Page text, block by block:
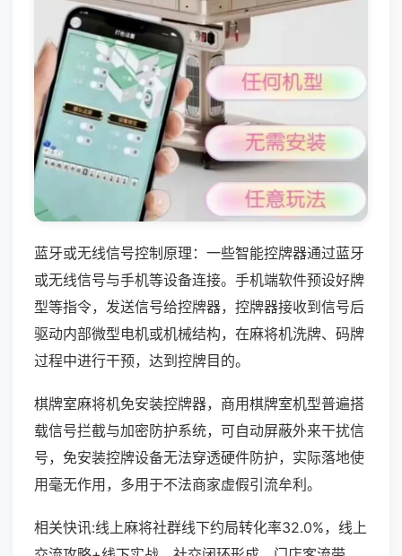
蓝牙或无线信号控制原理：一些智能控牌器通过蓝牙
或无线信号与手机等设备连接。手机端软件预设好牌
型等指令，发送信号给控牌器，控牌器接收到信号后
驱动内部微型电机或机械结构，在麻将机洗牌、码牌
过程中进行干预，达到控牌目的。
棋牌室麻将机免安装控牌器，商用棋牌室机型普遍搭
载信号拦截与加密防护系统，可自动屏蔽外来干扰信
号，免安装控牌设备无法穿透硬件防护，实际落地使
用毫无作用，多用于不法商家虚假引流牟利。
相关快讯:线上麻将社群线下约局转化率32.0%，线上